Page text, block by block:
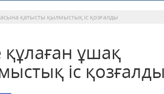
қатысты қылмыстық іс қозғалды
ұшақ
іс қозғалды